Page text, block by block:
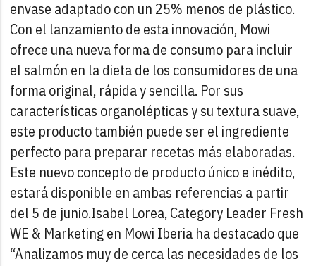
envase adaptado con un 25% menos de plástico.
Con el lanzamiento de esta innovación, Mowi
ofrece una nueva forma de consumo para incluir
el salmón en la dieta de los consumidores de una
forma original, rápida y sencilla. Por sus
características organolépticas y su textura suave,
este producto también puede ser el ingrediente
perfecto para preparar recetas más elaboradas.
Este nuevo concepto de producto único e inédito,
estará disponible en ambas referencias a partir
del 5 de junio.Isabel Lorea, Category Leader Fresh
WE & Marketing en Mowi Iberia ha destacado que
“Analizamos muy de cerca las necesidades de los